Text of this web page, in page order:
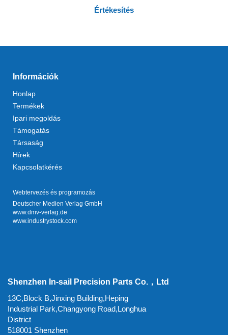
Értékesítés
Információk
Honlap
Termékek
Ipari megoldás
Támogatás
Társaság
Hírek
Kapcsolatkérés
Webtervezés és programozás
Deutscher Medien Verlag GmbH
www.dmv-verlag.de
www.industrystock.com
Shenzhen In-sail Precision Parts Co.，Ltd
13C,Block B,Jinxing Building,Heping
Industrial Park,Changyong Road,Longhua
District
518001 Shenzhen